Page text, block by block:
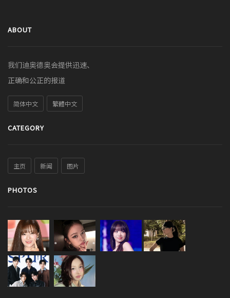
ABOUT
我们迪奥德奥会提供迅速、
正确和公正的报道
简体中文 繁體中文
CATEGORY
主页 新闻 图片
PHOTOS